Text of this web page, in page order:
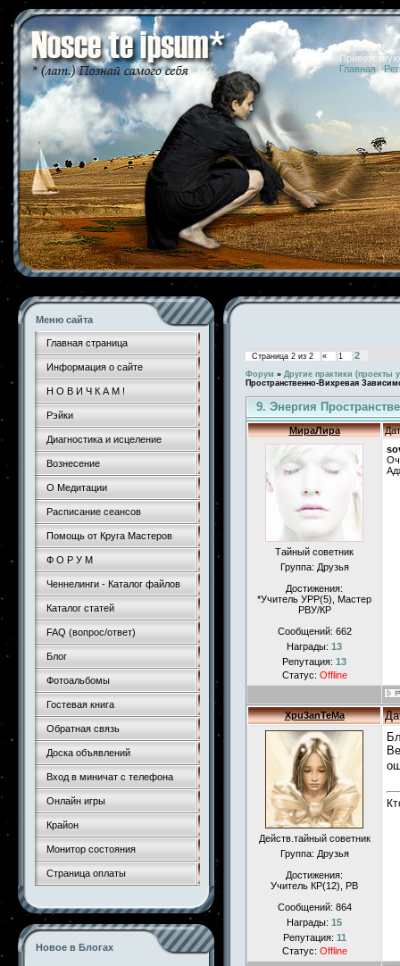
08.08.2026
Главная |
Меню сайта
Главная страница
Информация о сайте
Н О В И Ч К А М !
Рэйки
Диагностика и исцеление
Вознесение
О Медитации
Расписание сеансов
Помощь от Круга Мастеров
Ф О Р У М
Ченнелинги - Каталог файлов
Каталог статей
FAQ (вопрос/ответ)
Блог
Фотоальбомы
Гостевая книга
Обратная связь
Доска объявлений
Вход в миничат с телефона
Онлайн игры
Крайон
Монитор состояния
Страница оплаты
Новое в Блогах
Страница 2 из 2 « 1 2
Форум » Другие практики (проекты
Пространственно-Вихревая
9. Энергия
МираЛира
Тайный советник
Группа: Друзья
Достижения:
*Учитель УРР(5), Маcтер
РВУ/КР
Сообщений: 662
Награды: 13
Репутация: 13
Статус: Offline
Xpu3anTeMa
Действ.тайный советник
Группа: Друзья
Достижения:
Учитель КР(12), РВ
Сообщений: 864
Награды: 15
Репутация: 11
Статус: Offline